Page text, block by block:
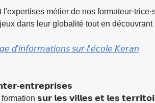
métier de nos
dans leur globalité tout en
𝘥'𝘪𝘯𝘧𝘰𝘳𝘮𝘢𝘵𝘪𝘰𝘯𝘴 𝘴𝘶𝘳 𝘭’𝘦́𝘤𝘰𝘭𝘦 𝘒𝘦𝘳𝘢𝘯
𝗲𝗻𝘁𝗿𝗲𝗽𝗿𝗶𝘀𝗲𝘀
𝘀𝘂𝗿 𝗹𝗲𝘀 𝘃𝗶𝗹𝗹𝗲𝘀 𝗲𝘁 𝗹𝗲𝘀